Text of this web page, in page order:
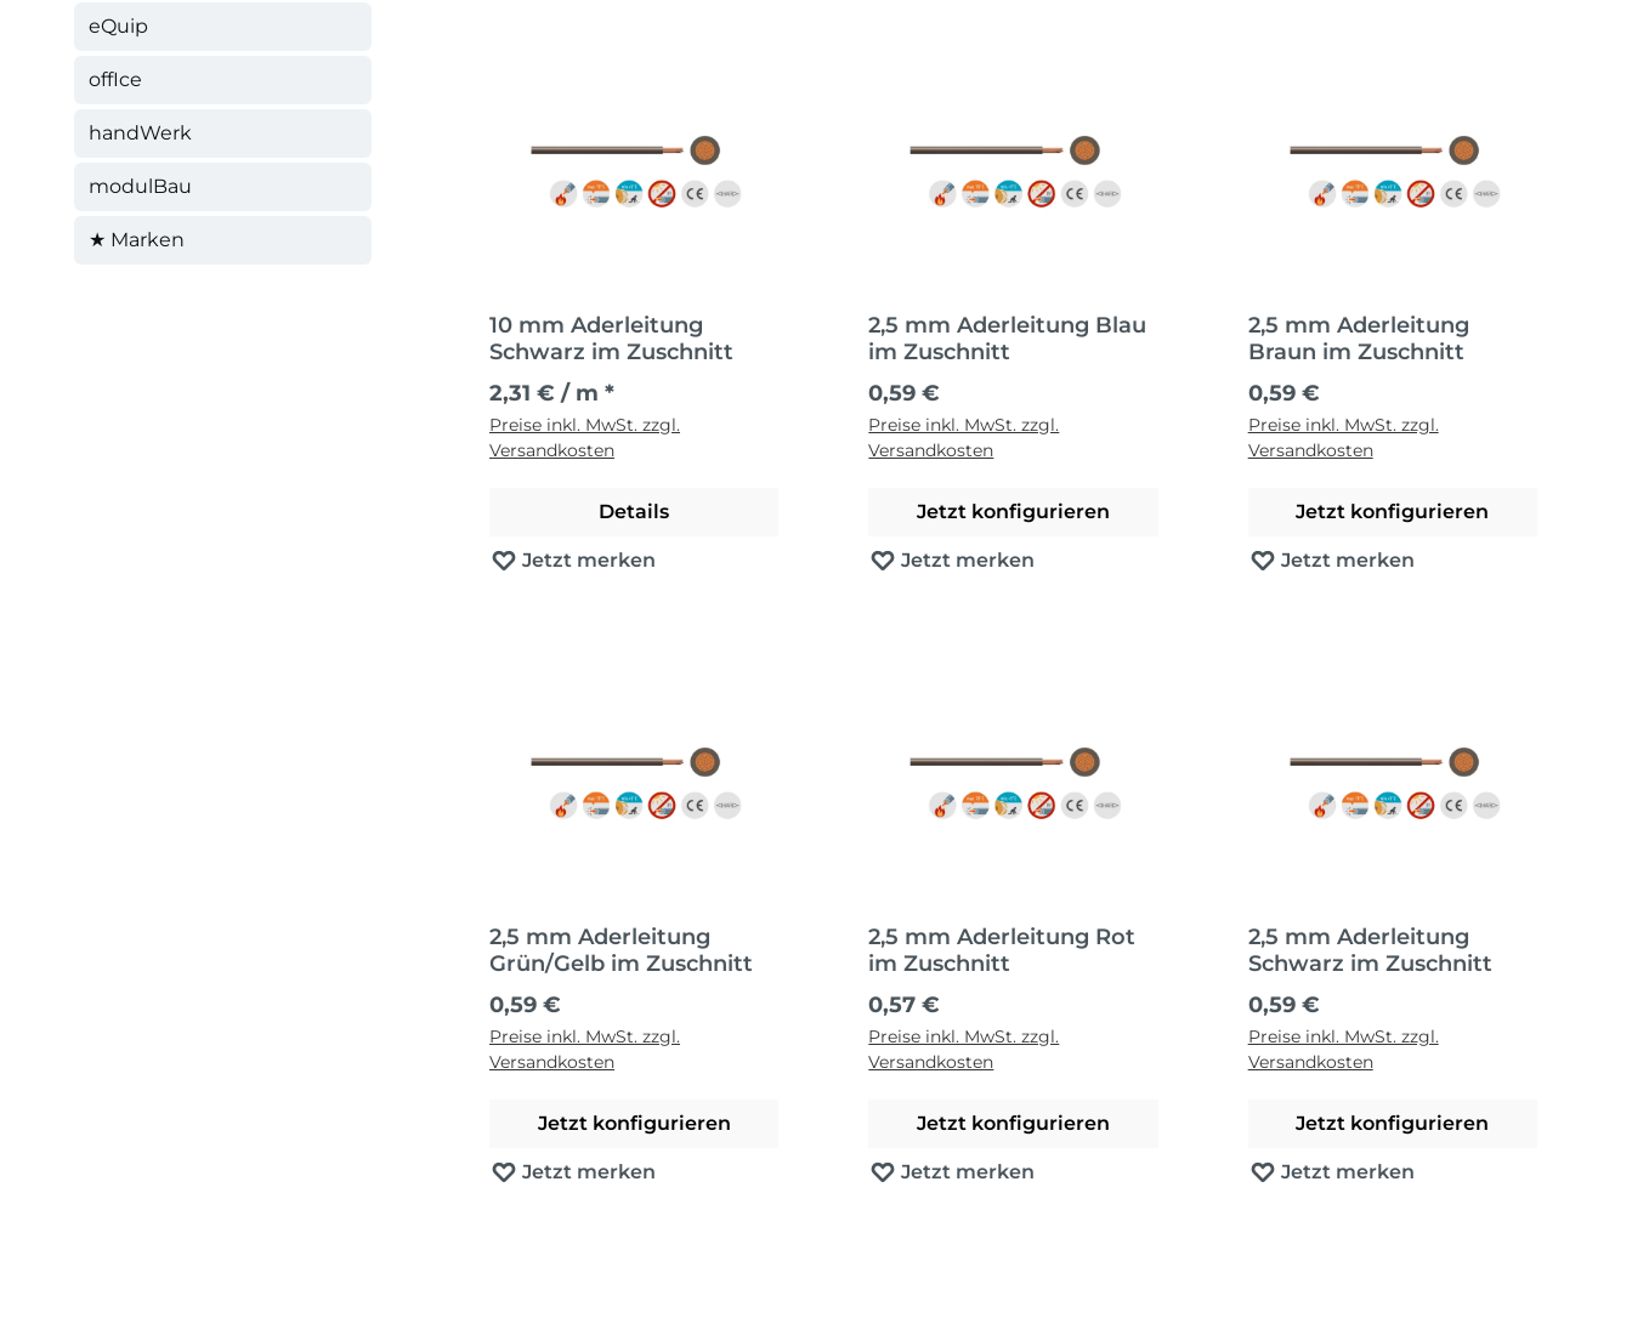
eQuip
offIce
handWerk
modulBau
★ Marken
10 mm Aderleitung
Schwarz im Zuschnitt
2,31 € / m *
Preise inkl. MwSt. zzgl.
Versandkosten
Details
Jetzt merken
2,5 mm Aderleitung Blau
im Zuschnitt
Regulärer Preis:
0,59 €
Preise inkl. MwSt. zzgl.
Versandkosten
Jetzt konfigurieren
Jetzt merken
2,5 mm Aderleitung
Braun im Zuschnitt
Regulärer Preis:
0,59 €
Preise inkl. MwSt. zzgl.
Versandkosten
Jetzt konfigurieren
Jetzt merken
2,5 mm Aderleitung
Grün/Gelb im Zuschnitt
Regulärer Preis:
0,59 €
Preise inkl. MwSt. zzgl.
Versandkosten
Jetzt konfigurieren
Jetzt merken
2,5 mm Aderleitung Rot
im Zuschnitt
Regulärer Preis:
0,57 €
Preise inkl. MwSt. zzgl.
Versandkosten
Jetzt konfigurieren
Jetzt merken
2,5 mm Aderleitung
Schwarz im Zuschnitt
Regulärer Preis:
0,59 €
Preise inkl. MwSt. zzgl.
Versandkosten
Jetzt konfigurieren
Jetzt merken